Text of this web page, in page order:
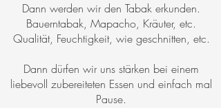
Dann werden wir den Tabak erkunden.
Bauerntabak, Mapacho, Kräuter, etc.
Qualität, Feuchtigkeit, wie geschnitten, etc.
Dann dürfen wir uns stärken bei einem
liebevoll zubereiteten Essen und einfach mal
Pause.